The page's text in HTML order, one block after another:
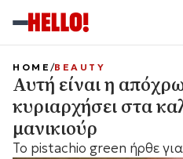
HOME BEAUTY
Αυτή είναι η
κυριαρχήσει στα
μανικιούρ
Το pistachio green ήρθε για